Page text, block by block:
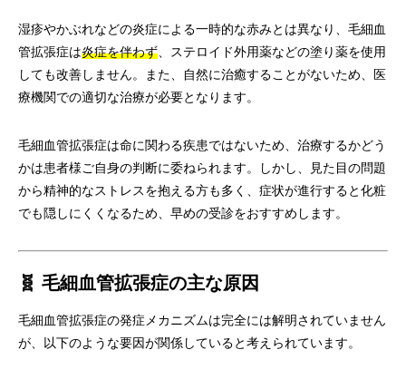
湿疹やかぶれなどの炎症による一時的な赤みとは異なり、毛細血
管拡張症は炎症を伴わず 、ステロイド外用薬などの塗り薬を使用
しても改善しません。また、自然に治癒することがないため、医
療機関での適切な治療が必要となります。
毛細血管拡張症は命に関わる疾患ではないため、治療するかどう
かは患者様ご自身の判断に委ねられます。しかし、見た目の問題
から精神的なストレスを抱える方も多く、症状が進行すると化粧
でも隠しにくくなるため、早めの受診をおすすめします。
🧬 毛細血管拡張症の主な原因
毛細血管拡張症の発症メカニズムは完全には解明されていません
が、以下のような要因が関係していると考えられています。